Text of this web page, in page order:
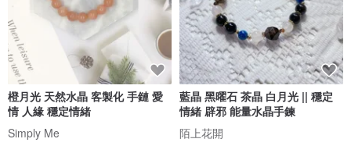
橙月光 天然水晶 客製化 手鏈 愛
情 人緣 穩定情緒
Simply Me
藍晶 黑曜石 茶晶 白月光 || 穩定
情緒 辟邪 能量水晶手鍊
陌上花開